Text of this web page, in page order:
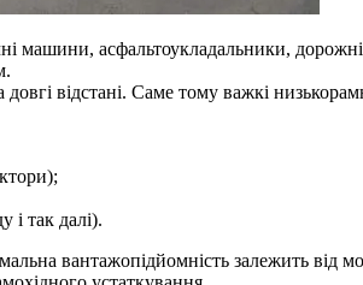
машини, асфальтоукладальники,
відстані. Саме тому важкі
і так далі).
вантажопідйомність залежить від